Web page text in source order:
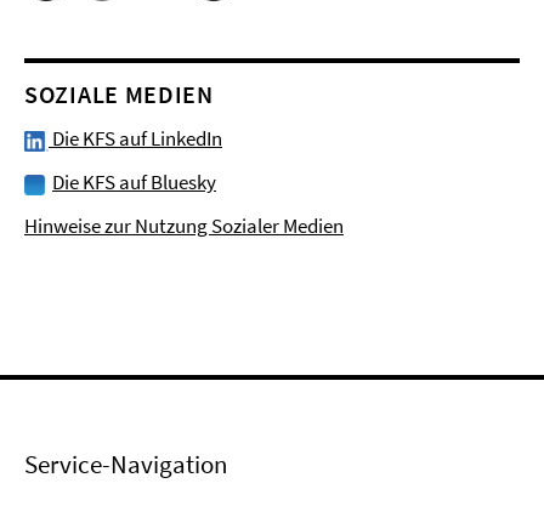
SOZIALE MEDIEN
Die KFS auf LinkedIn
Die KFS auf Bluesky
Hinweise zur Nutzung Sozialer Medien
Service-Navigation